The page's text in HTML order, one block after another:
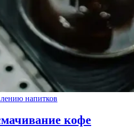
напитков
кофе